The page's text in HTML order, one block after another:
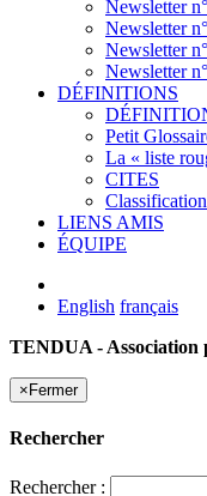
Newsletter
Newsletter
Newsletter
Newsletter
DÉFINITIONS
Petit
La « liste
CITES
LIENS AMIS
ÉQUIPE
English français
TENDUA - Association
× Fermer
Rechercher
Rechercher :